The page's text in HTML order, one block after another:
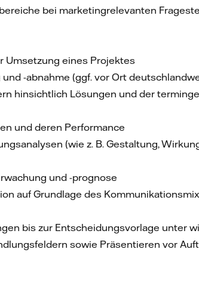
bei marketingrelevanten
Umsetzung eines Projektes
-abnahme (ggf. vor Ort
hinsichtlich Lösungen und der
und deren Performance
(wie z. B. Gestaltung,
und -prognose
auf Grundlage des
bis zur Entscheidungsvorlage unter
sowie Präsentieren vor